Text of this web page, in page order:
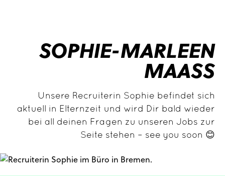
SOPHIE-MARLEEN
MAASS
Unsere Recruiterin Sophie befindet sich
aktuell in Elternzeit und wird Dir bald wieder
bei all deinen Fragen zu unseren Jobs zur
Seite stehen – see you soon 😊